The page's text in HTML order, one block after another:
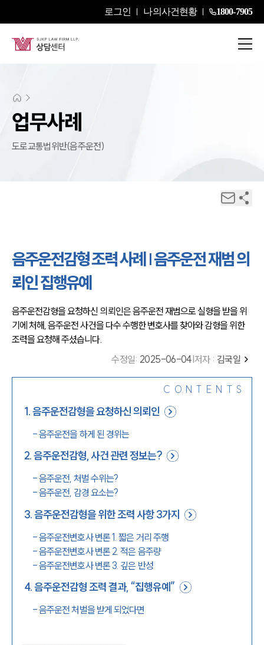
로그인 나의사건현황 1800-7905
업무사례
도로교통법위반(음주운전)
음주운전감형 조력 사례 | 음주운전 재범 의
뢰인 집행유예
음주운전감형을 요청하신 의뢰인은 음주운전 재범으로 실형을 받을 위
기에 처해, 음주운전 사건을 다수 수행한 변호사를 찾아와 감형을 위한
조력을 요청해 주셨습니다.
수정일: 2025-06-04 |저자 : 김국일
CONTENTS
1.음주운전감형을 요청하신 의뢰인
-음주운전을 하게 된 경위는
2.음주운전감형, 사건 관련 정보는?
-음주운전, 처벌 수위는?
-음주운전, 감경 요소는?
3.음주운전감형을 위한 조력 사항 3가지
-음주운전변호사 변론 1. 짧은 거리 주행
-음주운전변호사 변론 2. 적은 음주량
-음주운전변호사 변론 3. 깊은 반성
4.음주운전감형 조력 결과, “집행유예”
-음주운전 처벌을 받게 되었다면